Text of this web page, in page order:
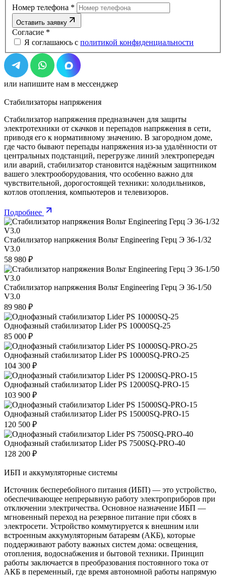
Номер телефона *
Оставить заявку
Согласие *
Я соглашаюсь с политикой конфиденциальности
или напишите нам в мессенджер
Стабилизаторы напряжения
Стабилизатор напряжения предназначен для защиты
электротехники от скачков и перепадов напряжения в сети,
приводя его к нормативному значению. В загородном доме,
где часто бывают перепады напряжения из-за удалённости от
центральных подстанций, перегрузке линий электропередач
или аварий, стабилизатор становится надёжным защитником
вашего электрооборудования, что особенно важно для
чувствительной, дорогостоящей техники: холодильников,
котлов отопления, компьютеров и телевизоров.
Подробнее
Стабилизатор напряжения Вольт Engineering Герц Э 36-1/32
V3.0
58 980 ₽
Стабилизатор напряжения Вольт Engineering Герц Э 36-1/50
V3.0
89 980 ₽
Однофазный стабилизатор Lider PS 10000SQ-25
85 000 ₽
Однофазный стабилизатор Lider PS 10000SQ-PRO-25
104 300 ₽
Однофазный стабилизатор Lider PS 12000SQ-PRO-15
103 900 ₽
Однофазный стабилизатор Lider PS 15000SQ-PRO-15
120 500 ₽
Однофазный стабилизатор Lider PS 7500SQ-PRO-40
128 200 ₽
ИБП и аккумуляторные системы
Источник бесперебойного питания (ИБП) — это устройство,
обеспечивающее непрерывную работу электроприборов при
отключении электричества. Основное назначение ИБП —
мгновенный переход на резервное питание при сбоях в
электросети. Устройство коммутируется к внешним или
встроенным аккумуляторным батареям (АКБ), которые
поддерживают работу важных систем дома: освещения,
отопления, водоснабжения и бытовой техники. Принцип
работы заключается в преобразования постоянного тока от
АКБ в переменный, где время автономной работы напрямую